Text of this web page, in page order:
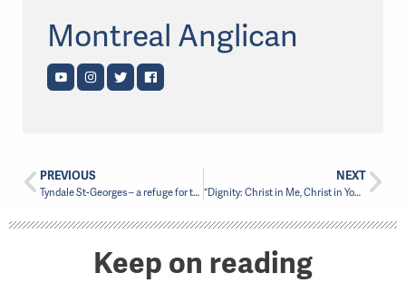
Montreal Anglican
PREVIOUS
Tyndale St-Georges – a refuge for the people of Little Burgundy
NEXT
“Dignity: Christ in Me, Christ in You” Video project shines light on spirit of Mile End Mission
Keep on reading